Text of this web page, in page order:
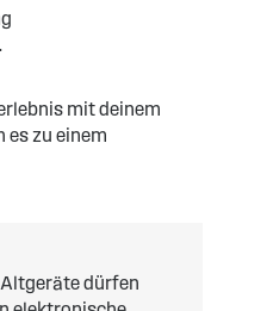
mit deinem
es zu einem
dürfen